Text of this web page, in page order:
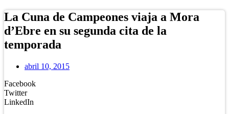
La Cuna de Campeones viaja a Mora
d’Ebre en su segunda cita de la
temporada
abril 10, 2015
Facebook
Twitter
LinkedIn